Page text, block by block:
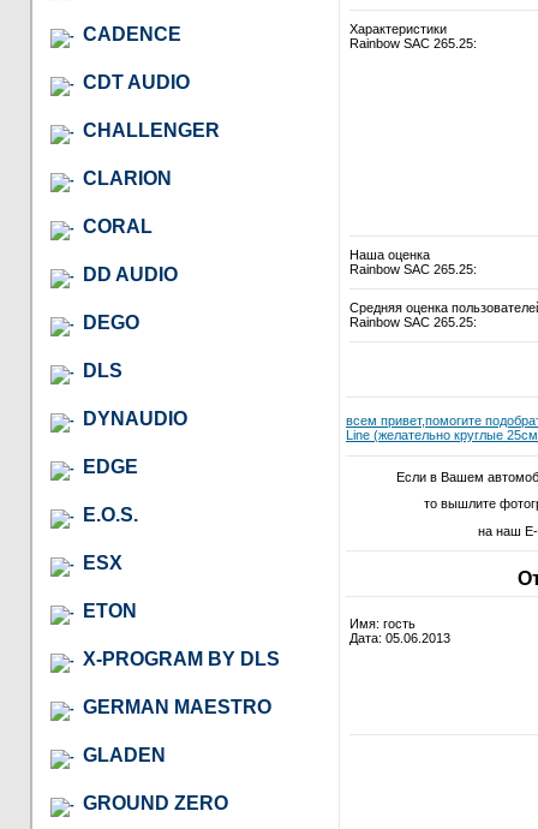
CADENCE
CDT AUDIO
CHALLENGER
CLARION
CORAL
DD AUDIO
DEGO
DLS
DYNAUDIO
EDGE
E.O.S.
ESX
ETON
X-PROGRAM BY DLS
GERMAN MAESTRO
GLADEN
GROUND ZERO
Характеристики
Rainbow SAC 265.25:
Наша оценка
Rainbow SAC 265.25:
Средняя оценка
Rainbow SAC 265.25:
всем привет,помогите
Line (желательно круглые
Если в Вашем
то вышлите
на наш
Имя: гость
Дата: 05.06.2013